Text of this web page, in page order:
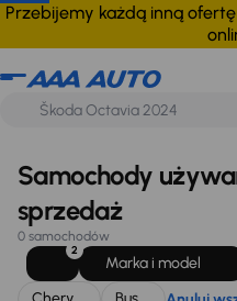
Przebijemy każdą inną
Chery Bus Anuluj
Samochody
sprzedaż
0 samochodów
2
Marka i model